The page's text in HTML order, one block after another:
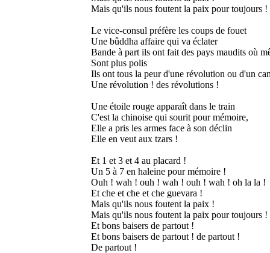
Mais qu'ils nous foutent la paix pour toujours
Le vice-consul préfère les coups de fouet
Une bûddha affaire qui va éclater
Bande à part ils ont fait des pays maudits où
Sont plus polis
Ils ont tous la peur d'une révolution ou d'un
Une révolution ! des révolutions !
Une étoile rouge apparaît dans le train
C'est la chinoise qui sourit pour mémoire,
Elle a pris les armes face à son déclin
Elle en veut aux tzars !
Et 1 et 3 et 4 au placard !
Un 5 à 7 en haleine pour mémoire !
Ouh ! wah ! ouh ! wah ! ouh ! wah ! oh la la !
Et che et che et che guevara !
Mais qu'ils nous foutent la paix !
Mais qu'ils nous foutent la paix pour toujours !
Et bons baisers de partout !
Et bons baisers de partout ! de partout !
De partout !